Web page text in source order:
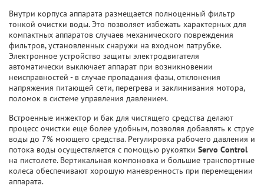
Внутри корпуса аппарата размещается полноценный фильтр
тонкой очистки воды. Это позволяет избежать характерных для
компактных аппаратов случаев механического повреждения
фильтров, установленных снаружи на входном патрубке.
Электронное устройство защиты электродвигателя
автоматически выключает аппарат при возникновении
неисправностей - в случае пропадания фазы, отклонения
напряжения питающей сети, перегрева и заклинивания мотора,
поломок в системе управления давлением.
Встроенные инжектор и бак для чистящего средства делают
процесс очистки еще более удобным, позволяя добавлять к струе
воды до 7% моющего средства. Регулировка рабочего давления и
потока воды осуществляется с помощью рукоятки Servo Control
на пистолете. Вертикальная компоновка и большие транспортные
колеса обеспечивают хорошую маневренность при перемещении
аппарата.